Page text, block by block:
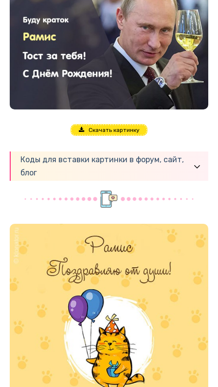
Скачать картинку
Коды для вставки картинки в форум, сайт,
блог